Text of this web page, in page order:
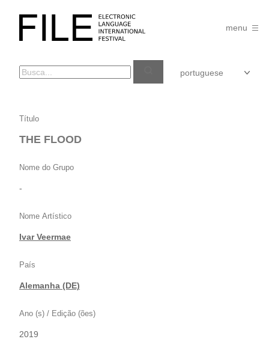
FILE
FESTIVAL
menu
THE
FLOOD
Título
THE FLOOD
Nome do Grupo
-
Nome Artístico
Ivar Veermae
País
Alemanha (DE)
Ano (s) / Edição (ões)
2019